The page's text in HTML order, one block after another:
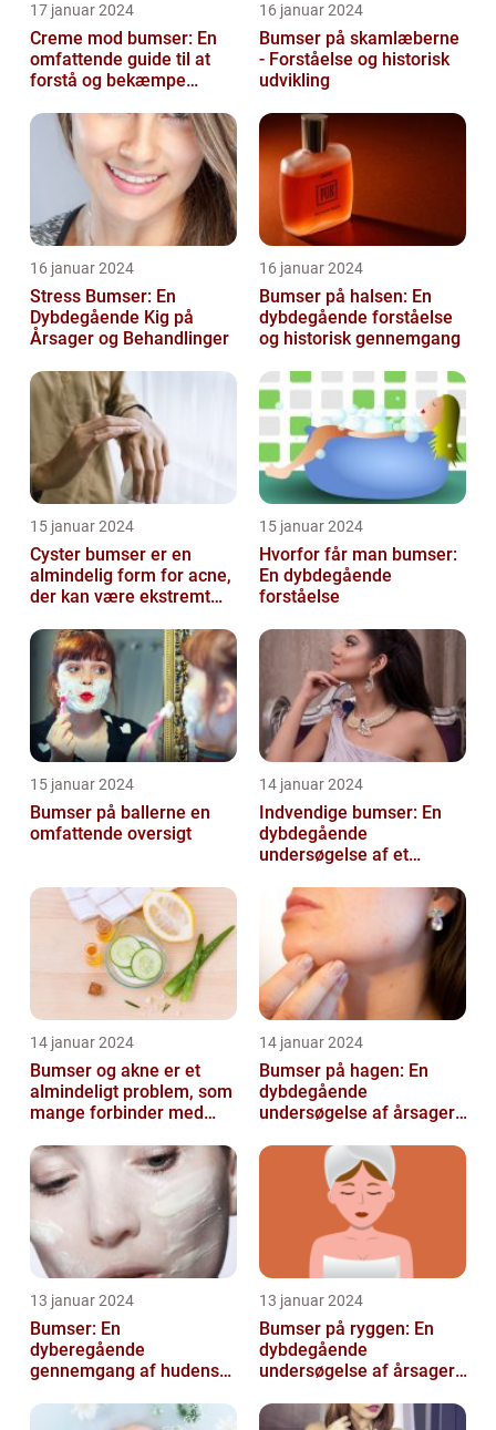
17 januar 2024
Creme mod bumser: En
omfattende guide til at
forstå og bekæmpe
16 januar 2024
Bumser på skamlæberne
- Forståelse og historisk
udvikling
16 januar 2024
Stress Bumser: En
Dybdegående Kig på
Årsager og Behandlinger
16 januar 2024
Bumser på halsen: En
dybdegående forståelse
og historisk gennemgang
15 januar 2024
Cyster bumser er en
almindelig form for acne,
der kan være ekstremt
belastende for d...
15 januar 2024
Hvorfor får man bumser:
En dybdegående
forståelse
15 januar 2024
Bumser på ballerne en
omfattende oversigt
14 januar 2024
Indvendige bumser: En
dybdegående
undersøgelse af et
14 januar 2024
Bumser og akne er et
almindeligt problem, som
mange forbinder med
14 januar 2024
Bumser på hagen: En
dybdegående
undersøgelse af årsager,
forebyggelse
13 januar 2024
Bumser: En
dyberegående
gennemgang af hudens
13 januar 2024
Bumser på ryggen: En
dybdegående
undersøgelse af årsager,
forebyggelse